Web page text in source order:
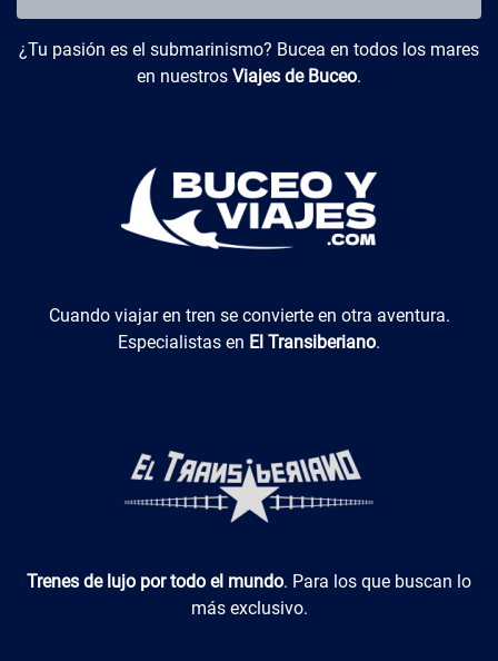
Buceo y Viajes
¿Tu pasión es el submarinismo? Bucea en todos los mares
en nuestros Viajes de Buceo.
El Transiberiano
Cuando viajar en tren se convierte en otra aventura.
Especialistas en El Transiberiano.
Luxotren
Trenes de lujo por todo el mundo. Para los que buscan lo
más exclusivo.